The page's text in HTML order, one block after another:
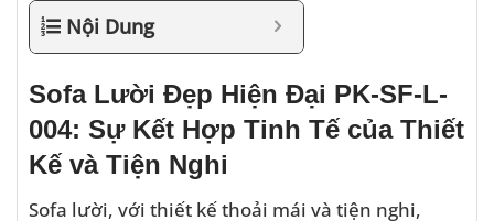
Nội Dung
Sofa Lười Đẹp Hiện Đại PK-SF-L-
004: Sự Kết Hợp Tinh Tế của Thiết
Kế và Tiện Nghi
Sofa lười, với thiết kế thoải mái và tiện nghi,